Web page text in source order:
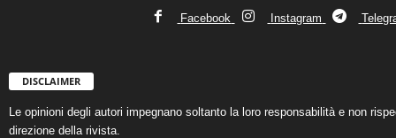
Facebook Instagram
DISCLAIMER
Le opinioni degli autori impegnano soltanto la loro responsabilità e non
direzione della rivista.